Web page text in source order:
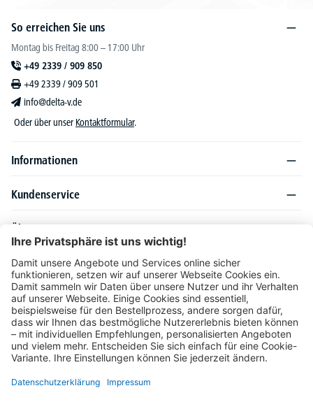
So erreichen Sie uns
Montag bis Freitag 8:00 – 17:00 Uhr
+49 2339 / 909 850
+49 2339 / 909 501
info@delta-v.de
Oder über unser Kontaktformular.
Informationen
Kundenservice
Über DELTA-V
Produktsortiment
Ratgeber
Folgen Sie uns auch auf
Unser Angebot richtet sich ausschließlich an Industrie, Handel, Gewerbe und